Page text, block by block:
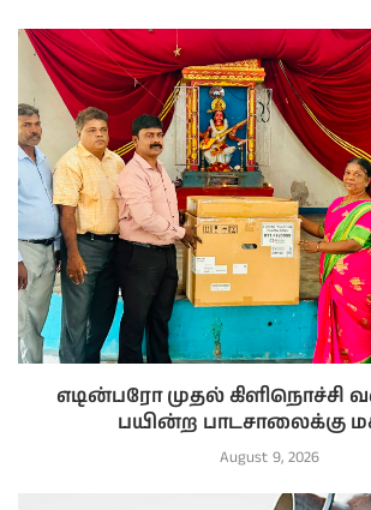
எடின்பரோ முதல் கிளிநொச்சி
பயின்ற பாடசாலைக்கு
August 9, 2026